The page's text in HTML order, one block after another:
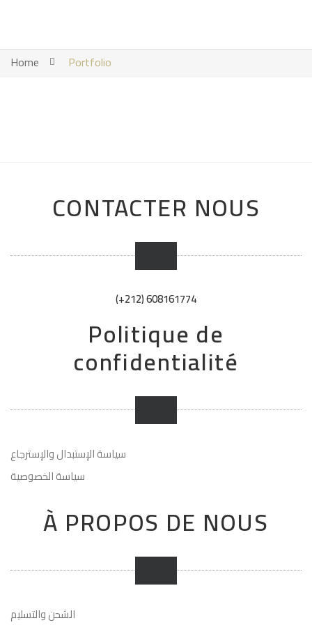
Home Portfolio
CONTACTER NOUS
(+212) 608161774
Politique de
confidentialité
سياسة الإستبدال والإسترجاع
سياسة الخصوصية
À PROPOS DE NOUS
الشحن والتسليم